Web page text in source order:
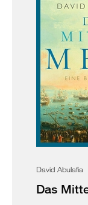
David Abulafia
Das